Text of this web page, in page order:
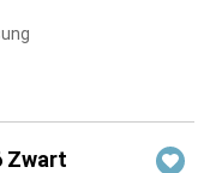
Zwart